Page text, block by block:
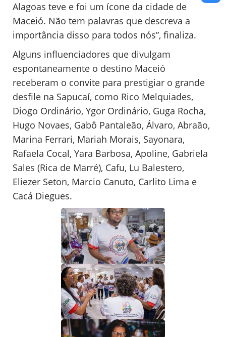
Alagoas teve e foi um ícone da cidade de
Maceió. Não tem palavras que descreva a
importância disso para todos nós”, finaliza.
Alguns influenciadores que divulgam
espontaneamente o destino Maceió
receberam o convite para prestigiar o grande
desfile na Sapucaí, como Rico Melquiades,
Diogo Ordinário, ⁠Ygor Ordinário, Guga Rocha,
Hugo Novaes, Gabô Pantaleão, Álvaro, Abraão,
⁠Marina Ferrari, Mariah Morais, Sayonara,
Rafaela Cocal, ⁠Yara Barbosa, ⁠Apoline, Gabriela
Sales (Rica de Marré), Cafu, ⁠Lu Balestero,
⁠Eliezer Seton, Marcio Canuto, ⁠Carlito Lima e
Cacá Diegues.